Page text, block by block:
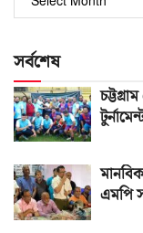
সংখ্যা
সর্বশেষ
এমপি